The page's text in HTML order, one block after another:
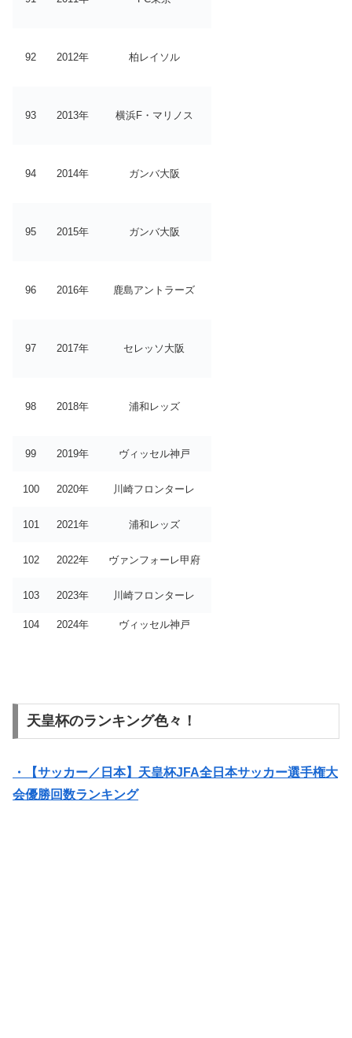
92 2012年 柏レイソル
93 2013年 横浜F・マリノス
94 2014年 ガンバ大阪
95 2015年 ガンバ大阪
96 2016年 鹿島アントラーズ
97 2017年 セレッソ大阪
98 2018年 浦和レッズ
99 2019年 ヴィッセル神戸
100 2020年 川崎フロンターレ
101 2021年 浦和レッズ
102 2022年 ヴァンフォーレ甲府
103 2023年 川崎フロンターレ
104 2024年 ヴィッセル神戸
天皇杯のランキング色々！
・【サッカー／日本】天皇杯JFA全日本サッカー選手権大
会優勝回数ランキング